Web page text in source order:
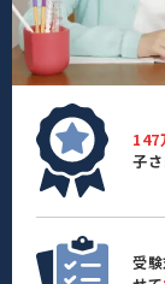
147
子
受